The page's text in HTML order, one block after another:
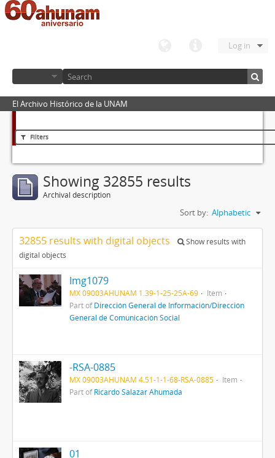
Log in
El Archivo Histórico de la UNAM
Filters
Showing 32855 results
Archival description
Sort by: Alphabetic
32855 results with digital objects
Show results with
digital objects
Img1079
MX 09003AHUNAM 1.39-1-25-25A-69
Item
Part ofDirección General de Información/Dirección
General de Comunicación Social
-RSA-0885
MX 09003AHUNAM 4.51-1-1-68-RSA-0885
Item
Part ofRicardo Salazar Ahumada
01